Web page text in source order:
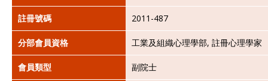
註冊號碼 2011-487
分部會員資格 工業及組織心理學部, 註冊心理學家
會員類型 副院士